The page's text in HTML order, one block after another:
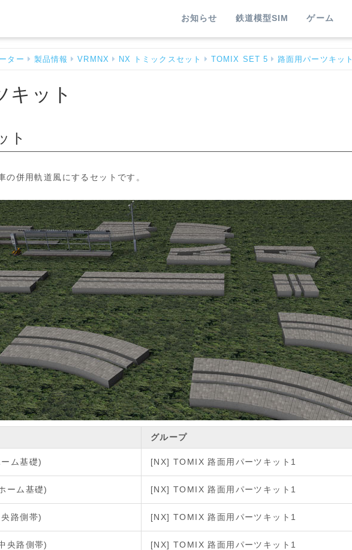
お知らせ 鉄道模型SIM ゲーム
ター 製品情報 VRMNX NX トミックスセット TOMIX SET 5 路面用パーツキット
キット
ト
の併用軌道風にするセットです。
グループ
ム基礎) [NX] TOMIX 路面用パーツキット1
ーム基礎) [NX] TOMIX 路面用パーツキット1
路側帯) [NX] TOMIX 路面用パーツキット1
央路側帯) [NX] TOMIX 路面用パーツキット1